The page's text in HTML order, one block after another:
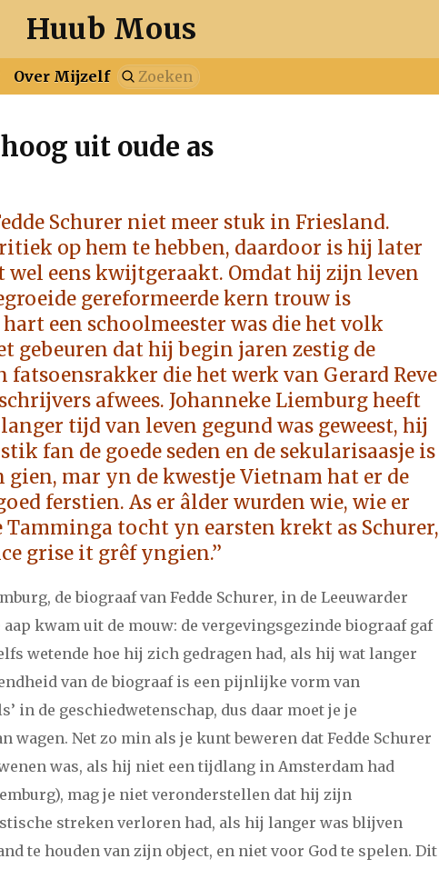
Huub Mous
Over Mijzelf
mei juni juli augustus
mei juni juli augustus september oktober november december
mei juni juli augustus september oktober november
mei juni juli augustus september oktober november december
juni augustus september oktober december
mei augustus september oktober november december
mei juni juli augustus september oktober november december
mei juni juli augustus september oktober november december
mei juni juli augustus september oktober november
mei juni juli augustus september oktober november december
mei juni juli augustus september oktober november
mei juni juli augustus september oktober november december
uit oude as
Schurer niet meer stuk in Friesland.
op hem te hebben, daardoor is hij later
eens kwijtgeraakt. Omdat hij zijn leven
gereformeerde kern trouw is
een schoolmeester was die het volk
gebeuren dat hij begin jaren zestig de
fatsoensrakker die het werk van Gerard Reve
afwees. Johanneke Liemburg heeft
tijd van leven gegund was geweest, hij
fan de goede seden en de sekularisaasje is
gien, mar yn de kwestje Vietnam hat er de
ferstien. As er âlder wurden wie, wie er
Tamminga tocht yn earsten krekt as Schurer,
grise it grêf yngien.’’
de biograaf van Fedde Schurer, in de Leeuwarder
aap kwam uit de mouw: de vergevingsgezinde biograaf gaf
wetende hoe hij zich gedragen had, als hij wat langer
van de biograaf is een pijnlijke vorm van
in de geschiedwetenschap, dus daar moet je je
wagen. Net zo min als je kunt beweren dat Fedde Schurer
was, als hij niet een tijdlang in Amsterdam had
mag je niet veronderstellen dat hij zijn
streken verloren had, als hij langer was blijven
te houden van zijn object, en niet voor God te spelen. Dit